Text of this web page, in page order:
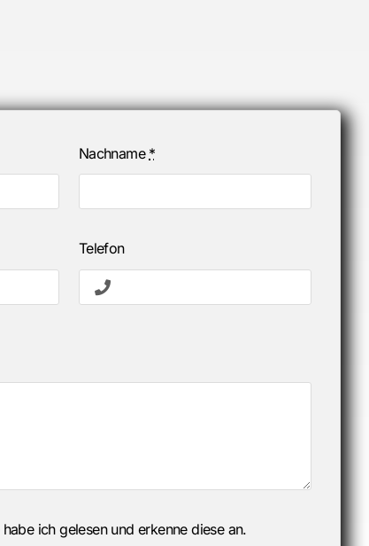
Nachname *
Telefon
ich gelesen und erkenne diese an.